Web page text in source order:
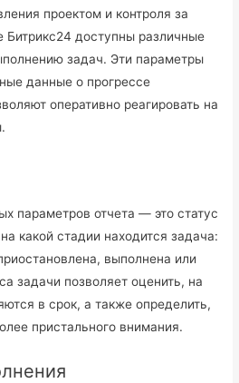
проектом и контроля за
Битрикс24 доступны различные
задач. Эти параметры
данные о прогрессе
оперативно реагировать на
параметров отчета — это статус
какой стадии находится задача:
выполнена или
задачи позволяет оценить, на
в срок, а также определить,
пристального внимания.